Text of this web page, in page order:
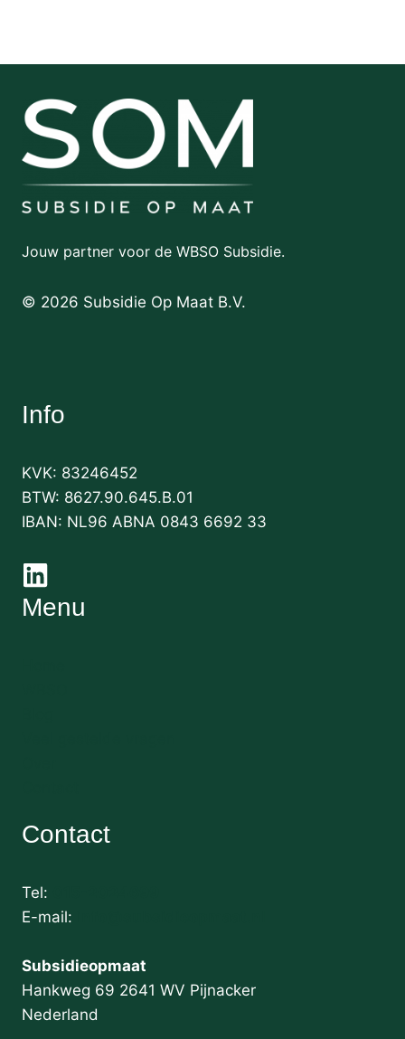
Jouw partner voor de WBSO Subsidie.
© 2026 Subsidie Op Maat B.V.
Info
KVK: 83246452
BTW: 8627.90.645.B.01
IBAN: NL96 ABNA 0843 6692 33
Menu
Contact
Tel:
E-mail:
Subsidieopmaat
Hankweg 69 2641 WV Pijnacker
Nederland